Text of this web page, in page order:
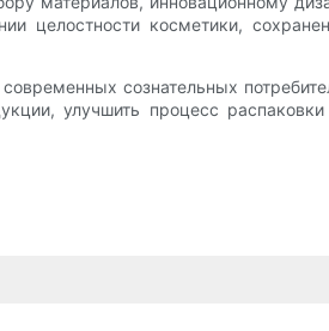
целостности косметики,
сознательных
улучшить процесс распаковки